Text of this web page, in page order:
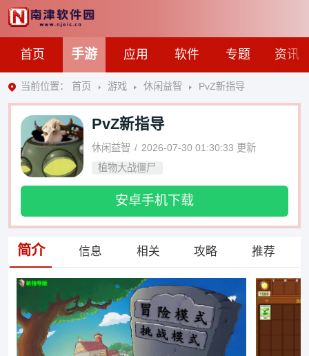
首页 手游 应用 软件 专题 资讯
当前位置： 首页 游戏 休闲益智 PvZ新指导
PvZ新指导
休闲益智 2026-07-30 01:30:33 更新
植物大战僵尸
安卓手机下载
简介 信息 相关 攻略 推荐